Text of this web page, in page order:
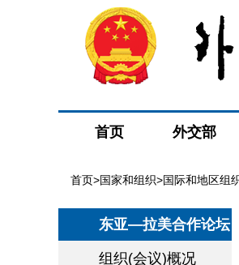
首页 外交部
首页>国家和组织>国际和地区组
东亚—拉美合作论坛
组织(会议)概况